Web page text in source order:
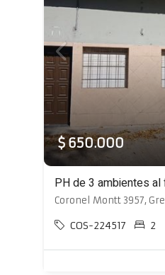
$ 650.000
PH de 3 ambientes
COS-224517 2